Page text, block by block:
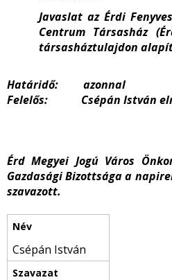
Javaslat az Érdi
Centrum Társasház
társasháztulajdon
Határidő: azonnal
Felelős: Csépán István
Érd Megyei Jogú Város
Gazdasági Bizottsága a
szavazott.
Csépán István